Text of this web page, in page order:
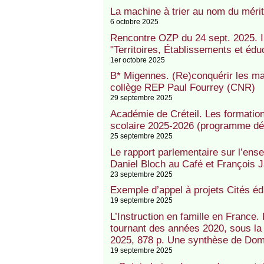
La machine à trier au nom du
6 octobre 2025
Rencontre OZP du 24 sept. 2025.
"Territoires, Établissements et
1er octobre 2025
B* Migennes. (Re)conquérir les
collège REP Paul Fourrey (CNR)
29 septembre 2025
Académie de Créteil. Les
scolaire 2025-2026 (programme
25 septembre 2025
Le rapport parlementaire sur
Daniel Bloch au Café et François
23 septembre 2025
Exemple d’appel à projets Cités
19 septembre 2025
L’Instruction en famille en
tournant des années 2020, sous
2025, 878 p. Une synthèse de
19 septembre 2025